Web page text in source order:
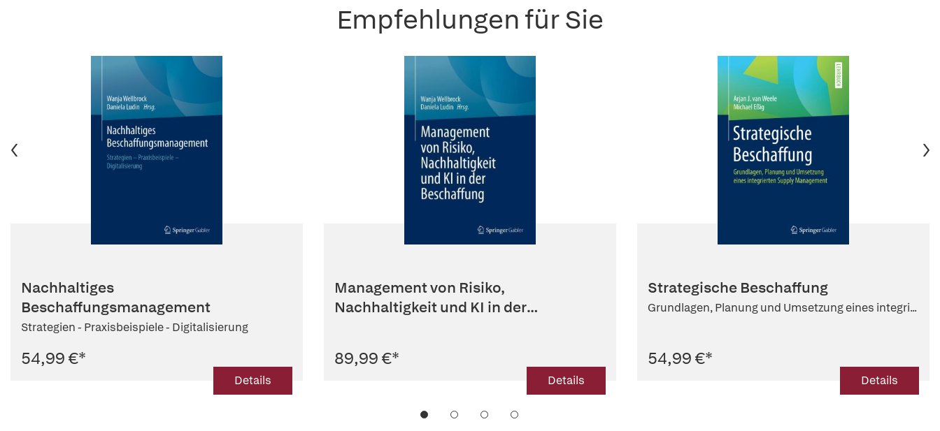
Empfehlungen für Sie
Nachhaltiges
Beschaffungsmanagement
Strategien - Praxisbeispiele - Digitalisierung
54,99 €*
Details
Management von Risiko,
Nachhaltigkeit und KI in der
89,99 €*
Details
Strategische Beschaffung
Grundlagen, Planung und Umsetzung eines integri...
54,99 €*
Details